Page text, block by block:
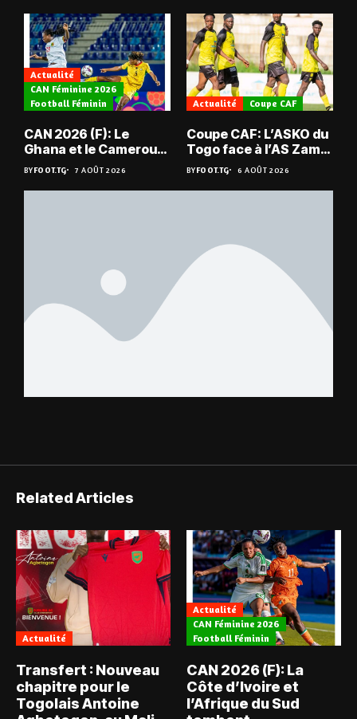
Actualité
CAN Féminine 2026
Football Féminin
CAN 2026 (F): Le
Ghana et le Cameroun
en quarts
BYFOOT.TG 7 AOÛT 2026
Actualité Coupe CAF
Coupe CAF: L’ASKO du
Togo face à l’AS Zam
du Niger
BYFOOT.TG 6 AOÛT 2026
Related Articles
Actualité
Transfert : Nouveau
chapitre pour le
Togolais Antoine
Actualité
CAN Féminine 2026
Football Féminin
CAN 2026 (F): La
Côte d’Ivoire et
l’Afrique du Sud